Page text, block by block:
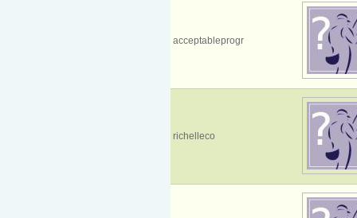
acceptableprogr
richelleco